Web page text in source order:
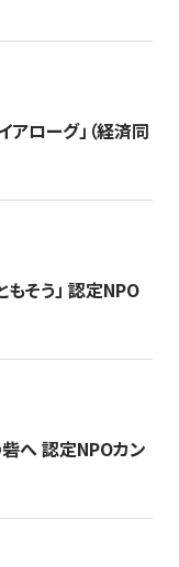
ローグ」（経済同
そう」 認定NPO
へ 認定NPOカン